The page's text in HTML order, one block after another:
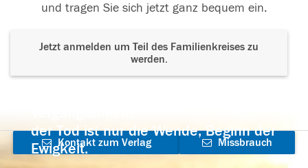
und tragen Sie sich jetzt ganz bequem ein.
Jetzt anmelden um Teil des Familienkreises zu
werden.
der Tod ist nur die Wende, Beginn der
Ewigkeit.
Kontakt zum Verlag
Missbrauch